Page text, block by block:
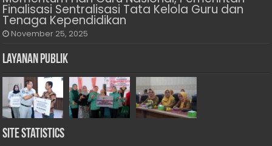
Finalisasi Sentralisasi Tata Kelola Guru dan
Tenaga Kependidikan
November 25, 2025
Layanan Publik
Site Statistics